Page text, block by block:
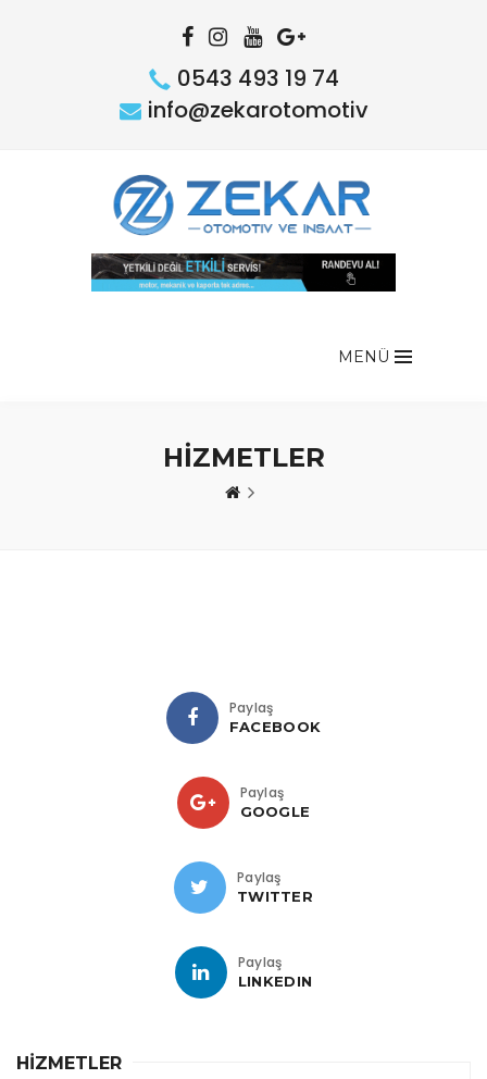
0543 493 19 74
info@zekarotomotiv
MENÜ
HİZMETLER
Paylaş
FACEBOOK
Paylaş
GOOGLE
Paylaş
TWITTER
Paylaş
LINKEDIN
HİZMETLER